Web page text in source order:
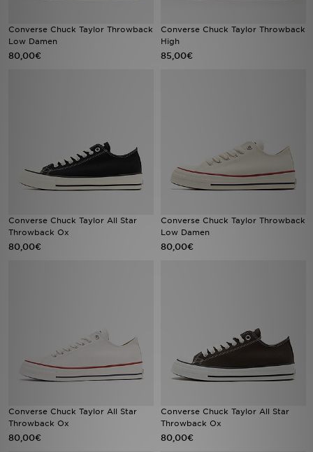
Converse Chuck Taylor Throwback
Low Damen
80,00€
Converse Chuck Taylor Throwback
High
85,00€
Converse Chuck Taylor All Star
Throwback Ox
80,00€
Converse Chuck Taylor Throwback
Low Damen
80,00€
Converse Chuck Taylor All Star
Throwback Ox
80,00€
Converse Chuck Taylor All Star
Throwback Ox
80,00€
Lade die APP
Filialfinder
Geschenkgutschein
Studenten
Blog